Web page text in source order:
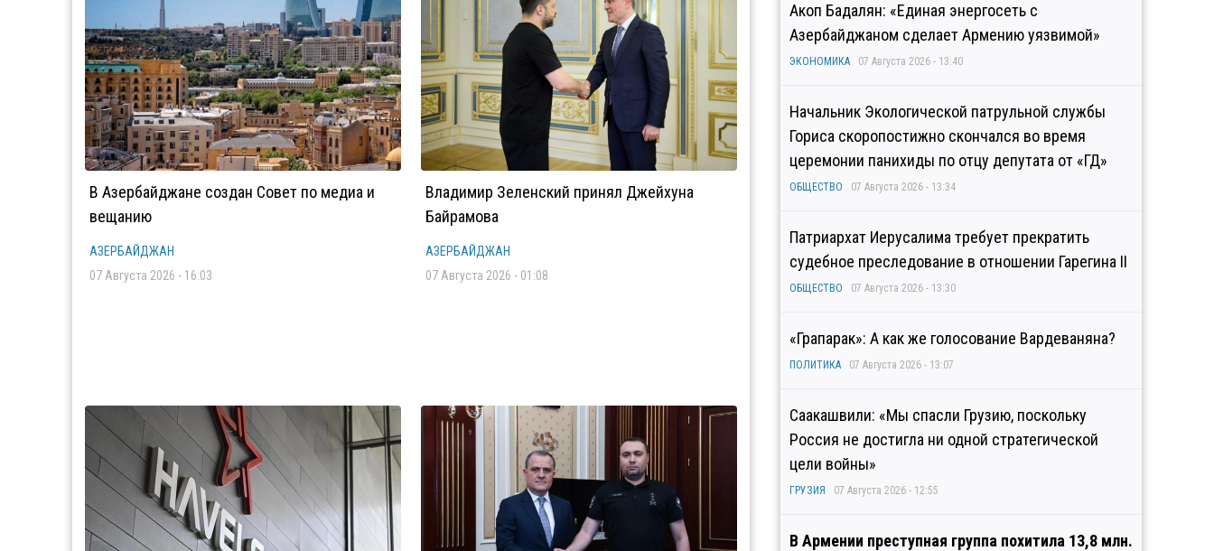
В Азербайджане создан Совет по медиа и
вещанию
АЗЕРБАЙДЖАН
07 Августа 2026 - 16:03
Владимир Зеленский принял Джейхуна
Байрамова
АЗЕРБАЙДЖАН
07 Августа 2026 - 01:08
Акоп Бадалян: «Единая энергосеть с
Азербайджаном сделает Армению уязвимой»
ЭКОНОМИКА 07 Августа 2026 - 13:40
Начальник Экологической патрульной службы
Гориса скоропостижно скончался во время
церемонии панихиды по отцу депутата от «ГД»
ОБЩЕСТВО 07 Августа 2026 - 13:34
Патриархат Иерусалима требует прекратить
судебное преследование в отношении Гарегина II
ОБЩЕСТВО 07 Августа 2026 - 13:30
«Грапарак»: А как же голосование Вардеваняна?
ПОЛИТИКА 07 Августа 2026 - 13:07
Саакашвили: «Мы спасли Грузию, поскольку
Россия не достигла ни одной стратегической
цели войны»
ГРУЗИЯ 07 Августа 2026 - 12:55
В Армении преступная группа похитила 13,8 млн.